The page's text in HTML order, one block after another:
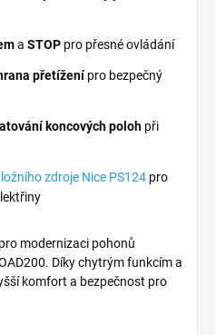
a STOP pro přesné ovládání
přetíženípro bezpečný
koncových poloh při
zdroje Nice PS124 pro
modernizaci pohonů
Díky chytrým funkcím a
komfort a bezpečnost pro